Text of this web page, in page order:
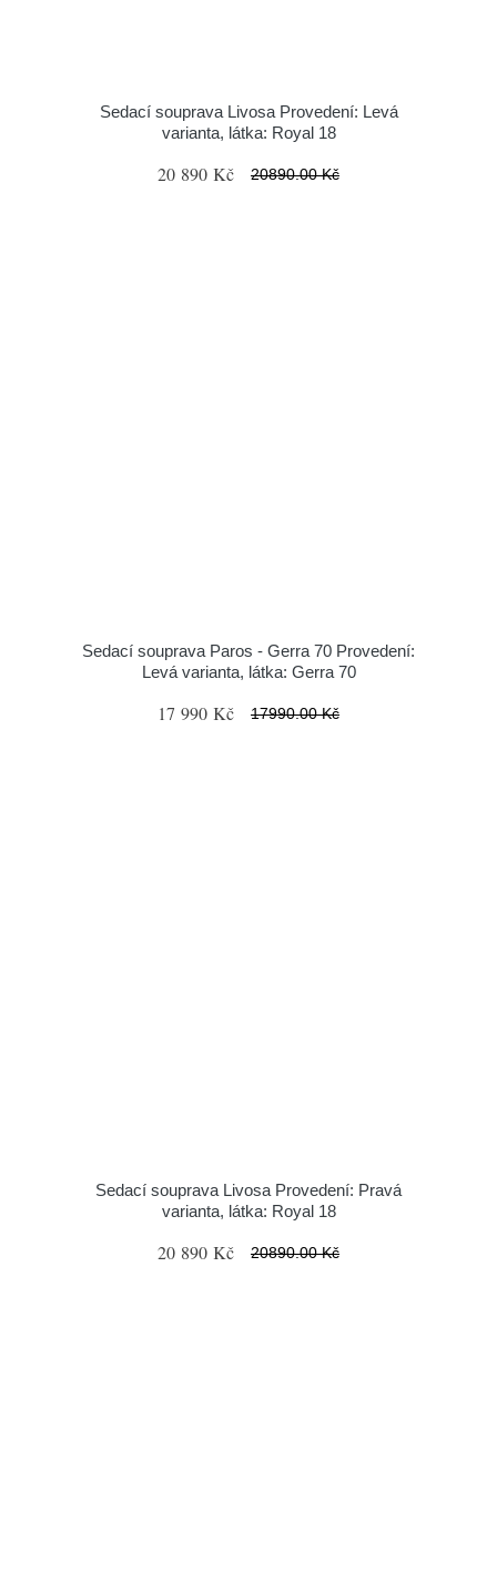
Sedací souprava Livosa Provedení: Levá
varianta, látka: Royal 18
20 890 Kč 20890.00 Kč
Sedací souprava Paros - Gerra 70 Provedení:
Levá varianta, látka: Gerra 70
17 990 Kč 17990.00 Kč
Sedací souprava Livosa Provedení: Pravá
varianta, látka: Royal 18
20 890 Kč 20890.00 Kč